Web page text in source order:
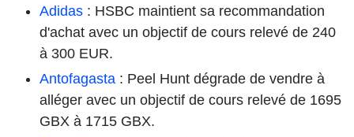
Adidas : HSBC maintient sa recommandation
d'achat avec un objectif de cours relevé de 240
à 300 EUR.
Antofagasta : Peel Hunt dégrade de vendre à
alléger avec un objectif de cours relevé de 1695
GBX à 1715 GBX.